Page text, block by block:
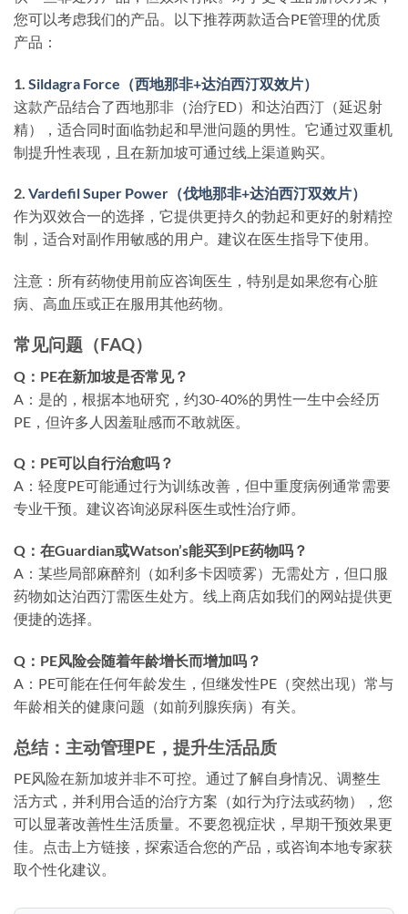
您可以考虑我们的产品。以下推荐两款适合PE管理的优质
产品：
1. Sildagra Force（西地那非+达泊西汀双效片）
这款产品结合了西地那非（治疗ED）和达泊西汀（延迟射
精），适合同时面临勃起和早泄问题的男性。它通过双重机
制提升性表现，且在新加坡可通过线上渠道购买。
2. Vardefil Super Power（伐地那非+达泊西汀双效片）
作为双效合一的选择，它提供更持久的勃起和更好的射精控
制，适合对副作用敏感的用户。建议在医生指导下使用。
注意：所有药物使用前应咨询医生，特别是如果您有心脏
病、高血压或正在服用其他药物。
常见问题（FAQ）
Q：PE在新加坡是否常见？
A：是的，根据本地研究，约30-40%的男性一生中会经历
PE，但许多人因羞耻感而不敢就医。
Q：PE可以自行治愈吗？
A：轻度PE可能通过行为训练改善，但中重度病例通常需要
专业干预。建议咨询泌尿科医生或性治疗师。
Q：在Guardian或Watson’s能买到PE药物吗？
A：某些局部麻醉剂（如利多卡因喷雾）无需处方，但口服
药物如达泊西汀需医生处方。线上商店如我们的网站提供更
便捷的选择。
Q：PE风险会随着年龄增长而增加吗？
A：PE可能在任何年龄发生，但继发性PE（突然出现）常与
年龄相关的健康问题（如前列腺疾病）有关。
总结：主动管理PE，提升生活品质
PE风险在新加坡并非不可控。通过了解自身情况、调整生
活方式，并利用合适的治疗方案（如行为疗法或药物），您
可以显著改善性生活质量。不要忽视症状，早期干预效果更
佳。点击上方链接，探索适合您的产品，或咨询本地专家获
取个性化建议。